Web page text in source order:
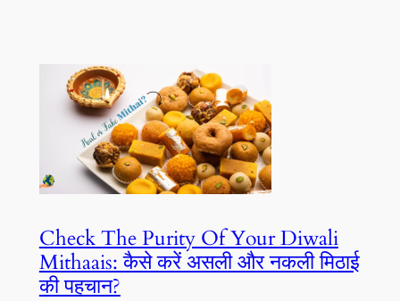
Check The Purity Of Your Diwali
Mithaais: कैसे करें असली और नकली मिठाई
की पहचान?